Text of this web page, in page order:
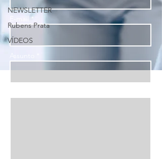
NEWSLETTER
Rubens Prata
VÍDEOS
E-mail *